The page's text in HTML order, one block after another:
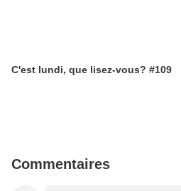
C'est lundi, que lisez-vous? #109
Commentaires